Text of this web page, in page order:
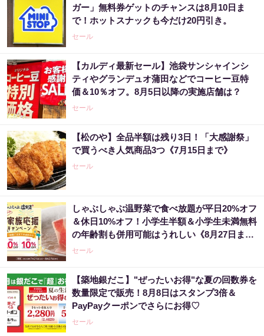
ガー」無料券ゲットのチャンスは8月10日ま
で！ホットスナックも今だけ20円引き。
セール
【カルディ最新セール】池袋サンシャインシ
ティやグランデュオ蒲田などでコーヒー豆特
価＆10％オフ。8月5日以降の実施店舗は？
セール
【松のや】全品半額は残り3日！「大感謝祭」
で買うべき人気商品3つ《7月15日まで》
セール
しゃぶしゃぶ温野菜で食べ放題が平日20%オフ
＆休日10%オフ！小学生半額＆小学生未満無料
の年齢割も併用可能はうれしい《8月27日ま
で》
セール
【築地銀だこ】"ぜったいお得"な夏の回数券を
数量限定で販売！8月8日はスタンプ3倍＆
PayPayクーポンでさらにお得♡
セール